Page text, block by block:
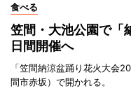
食べる
笠間・大池公園で
日間開催へ
「笠間納涼盆踊り花火大会
間市赤坂）で開かれる。